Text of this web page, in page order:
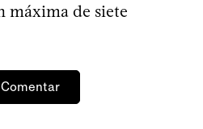
máxima de siete
Comentar